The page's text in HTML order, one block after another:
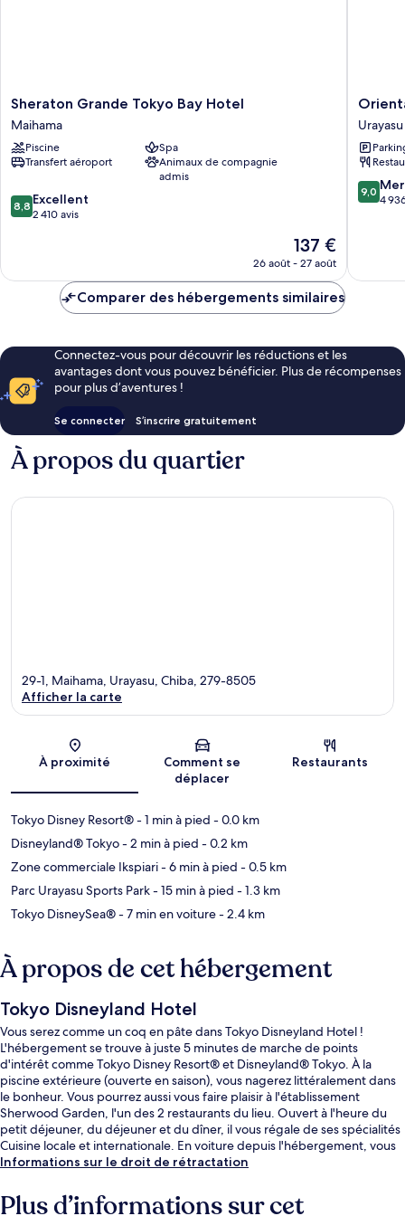
Sheraton
Grande
Tokyo
Bay
Hotel
Sheraton Grande Tokyo Bay Hotel
Maihama
Piscine
Spa
Transfert aéroport
Animaux de compagnie
admis
8.8
sur
8,8 Excellent
2 410 avis
Le
nouveau
est
de
137 €
26 août - 27 août
Oriental
Hotel
Tokyo
Bay
Urayasu
Urayasu
9.0
sur
9,0
4
Comparer des hébergements similaires
Connectez-vous pour découvrir les réductions et les
avantages dont vous pouvez bénéficier. Plus de récompenses
pour plus d’aventures !
Se connecter S’inscrire gratuitement
À propos du quartier
Carte
29-1, Maihama, Urayasu, Chiba, 279-8505
Afficher la carte
À proximité
Comment se
déplacer
Restaurants
Tokyo Disney Resort®- 1 min à pied - 0.0 km
Disneyland® Tokyo- 2 min à pied - 0.2 km
Zone commerciale Ikspiari- 6 min à pied - 0.5 km
Parc Urayasu Sports Park- 15 min à pied - 1.3 km
Tokyo DisneySea®- 7 min en voiture- 2.4 km
À propos de cet hébergement
Tokyo Disneyland Hotel
Vous serez comme un coq en pâte dans Tokyo Disneyland Hotel !
L'hébergement se trouve à juste 5 minutes de marche de points
d'intérêt comme Tokyo Disney Resort® et Disneyland® Tokyo. À la
piscine extérieure (ouverte en saison), vous nagerez littéralement dans
le bonheur. Vous pourrez aussi vous faire plaisir à l'établissement
Sherwood Garden, l'un des 2 restaurants du lieu. Ouvert à l'heure du
petit déjeuner, du déjeuner et du dîner, il vous régale de ses spécialités
Cuisine locale et internationale. En voiture depuis l'hébergement, vous
aurez également vite rejoint des sites comme Baie de Tokyo et Tokyo
concerne la présentation générale. Quelques minutes de marche
seulement séparent l'hébergement des transports publics : Station de
Informations sur le droit de rétractation
Plus d’informations sur cet